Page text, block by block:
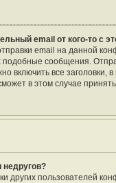
email от кого-то с
email на данной
сообщения.
включить все
в этом случае
недругов?
других пользователей